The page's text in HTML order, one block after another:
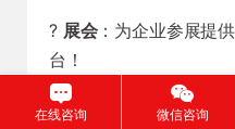
? 展会：为企业参展提
台！
?开工仪式
：为项目启
在线咨询 微信咨询